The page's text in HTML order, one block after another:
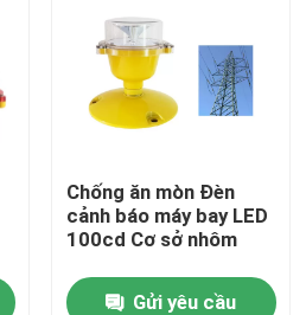
Chống ăn mòn Đèn
cảnh báo máy bay LED
100cd Cơ sở nhôm
Gửi yêu cầu